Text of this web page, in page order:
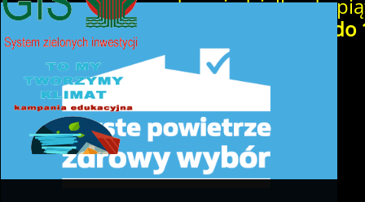
od poniedziałku do
od 8:00
......
czytaj więcej...